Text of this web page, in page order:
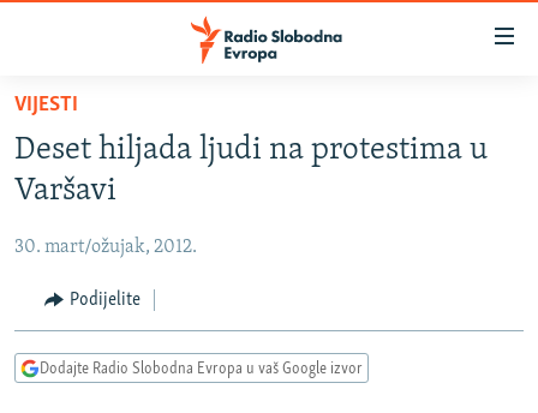
Pređite
glavni
sadržaj
na
navigaciju
Pređite
na
BOSNA I HERCEGOVINA
KOSOVO
CRNA GORA
VIDEO
PODCASTI
VIJESTI
Deset hiljada ljudi na protestima u
Varšavi
30. mart/ožujak, 2012.
Podijelite
Dodajte Radio Slobodna Evropa u vaš Google izvor